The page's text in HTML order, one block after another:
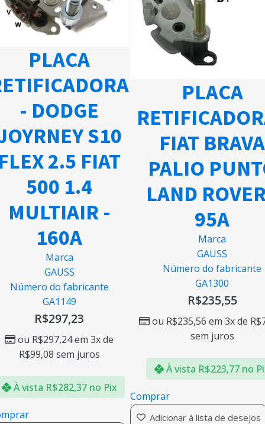
PLACA
- DODGE
S10
2.5 FIAT
500 1.4
MULTIAIR -
160A
Marca
GAUSS
Número do fabricante
GA1149
R$297,23
ou R$297,24em 3x de
R$99,08 sem juros
À vista R$282,37 no Pix
PLACA
FIAT BRAVA
PALIO
LAND
95A
Marca
GAUSS
Número do fabricante
GA1300
R$235,55
ou R$235,56 em 3x de R$
sem juros
À vista R$223,77 no
Comprar
Adicionar à lista de desejos